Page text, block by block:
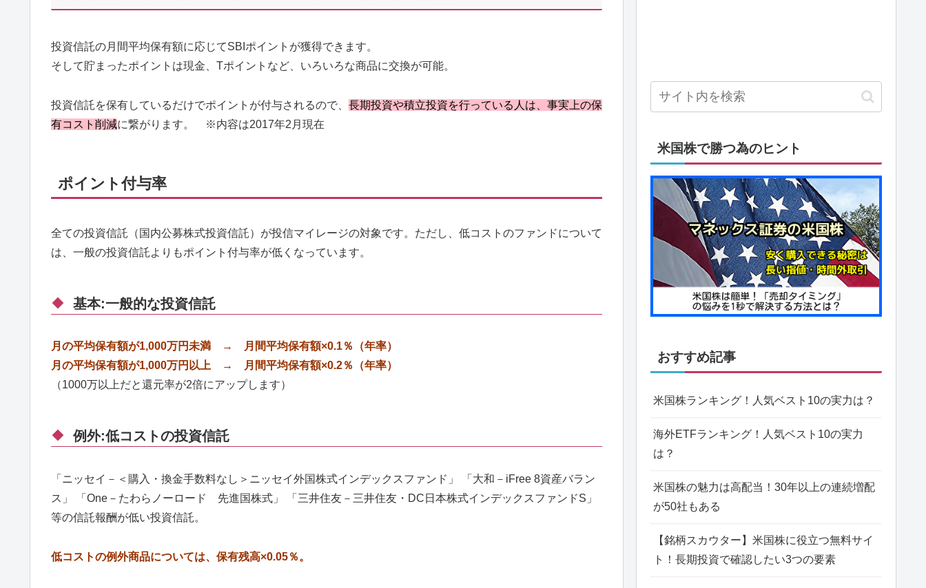
投資信託の月間平均保有額に応じてSBIポイントが獲得できます。
そして貯まったポイントは現金、Tポイントなど、いろいろな商品に交換が可能。
投資信託を保有しているだけでポイントが付与されるので、 長期投資や積立投資を行っている人は、事実上の保
有コスト削減に繋がります。 ※内容は2017年2月現在
ポイント付与率
全ての投資信託（国内公募株式投資信託）が投信マイレージの対象です。ただし、低コストのファンドについて
は、一般の投資信託よりもポイント付与率が低くなっています。
基本:一般的な投資信託
月の平均保有額が1,000万円未満 → 月間平均保有額×0.1％（年率）
月の平均保有額が1,000万円以上 → 月間平均保有額×0.2％（年率）
（1000万以上だと還元率が2倍にアップします）
例外:低コストの投資信託
「ニッセイ－＜購入・換金手数料なし＞ニッセイ外国株式インデックスファンド」 「大和－iFree 8資産バラン
ス」 「One－たわらノーロード 先進国株式」 「三井住友－三井住友・DC日本株式インデックスファンドS」
等の信託報酬が低い投資信託。
低コストの例外商品については、保有残高×0.05％。
米国株で勝つ為のヒント
おすすめ記事
米国株ランキング！人気ベスト10の実力は？
海外ETFランキング！人気ベスト10の実力
は？
米国株の魅力は高配当！30年以上の連続増配
が50社もある
【銘柄スカウター】米国株に役立つ無料サイ
ト！長期投資で確認したい3つの要素